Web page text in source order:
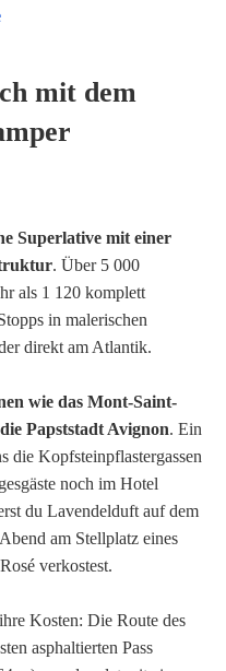
mit dem
Superlative mit einer
. Über 5 000
als 1 120 komplett
in malerischen
direkt am Atlantik.
wie das Mont-Saint-
Papststadt Avignon. Ein
die Kopfsteinpflastergassen
noch im Hotel
du Lavendelduft auf dem
am Stellplatz eines
verkostest.
Kosten: Die Route des
asphaltierten Pass